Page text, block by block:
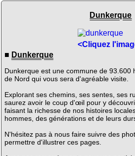
Dunkerque
<Cliquez
■ Dunkerque
Dunkerque est une commune de 93.600
de Nord qui vous sera d'agréable visite.
Explorant ses chemins, ses sentes, ses
saurez avoir le coup d'œil pour y
faisant la richesse de nos histoires
hommes, des générations et de leurs
N'hésitez pas à nous faire suivre des
permettre d'illustrer ces pages.